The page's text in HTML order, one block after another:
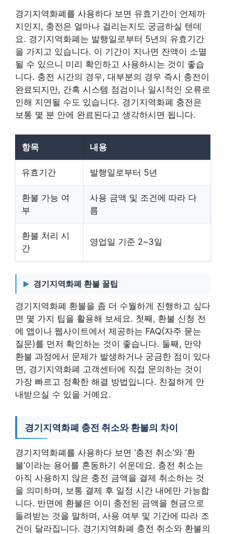
경기지역화폐를 사용하다 보면 유효기간이 언제까
지인지, 충전은 얼마나 걸리는지도 궁금하실 텐데
요. 경기지역화폐는 발행일로부터 5년의 유효기간
을 가지고 있습니다. 이 기간이 지나면 잔액이 소멸
될 수 있으니 미리 확인하고 사용하시는 것이 좋습
니다. 충전 시간의 경우, 대부분의 경우 즉시 충전이
완료되지만, 간혹 시스템 점검이나 일시적인 오류로
인해 지연될 수도 있습니다. 경기지역화폐 충전은
보통 몇 분 안에 완료된다고 생각하시면 됩니다.
항목 내용
유효기간 발행일로부터 5년
환불 가능 여
부
사용 금액 및 조건에 따라 다
름
환불 처리 시
간
영업일 기준 2~3일
경기지역화폐 환불 꿀팁
경기지역화폐 환불을 좀 더 수월하게 진행하고 싶다
면 몇 가지 팁을 활용해 보세요. 첫째, 환불 신청 전
에 앱이나 웹사이트에서 제공하는 FAQ(자주 묻는
질문)를 먼저 확인하는 것이 좋습니다. 둘째, 만약
환불 과정에서 문제가 발생하거나 궁금한 점이 있다
면, 경기지역화폐 고객센터에 직접 문의하는 것이
가장 빠르고 정확한 해결 방법입니다. 친절하게 안
내받으실 수 있을 거예요.
경기지역화폐 충전 취소와 환불의 차이
경기지역화폐를 사용하다 보면 ‘충전 취소’와 ‘환
불’이라는 용어를 혼동하기 쉬운데요. 충전 취소는
아직 사용하지 않은 충전 금액을 결제 취소하는 것
을 의미하며, 보통 결제 후 일정 시간 내에만 가능합
니다. 반면에 환불은 이미 충전된 금액을 현금으로
돌려받는 것을 말하며, 사용 여부 및 기간에 따라 조
건이 달라집니다. 경기지역화폐 충전 취소와 환불의